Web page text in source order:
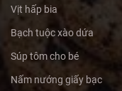
Vịt hấp bia
Bạch tuộc xào dứa
Súp tôm cho bé
Nấm nướng giấy bạc